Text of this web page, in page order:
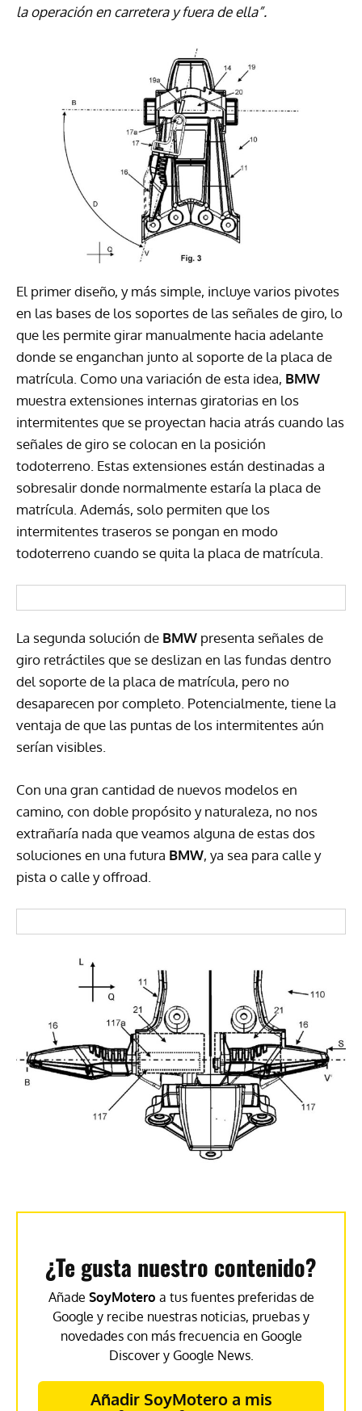
la operación en carretera y fuera de ella”.
El primer diseño, y más simple, incluye varios pivotes
en las bases de los soportes de las señales de giro, lo
que les permite girar manualmente hacia adelante
donde se enganchan junto al soporte de la placa de
matrícula. Como una variación de esta idea, BMW
muestra extensiones internas giratorias en los
intermitentes que se proyectan hacia atrás cuando las
señales de giro se colocan en la posición
todoterreno. Estas extensiones están destinadas a
sobresalir donde normalmente estaría la placa de
matrícula. Además, solo permiten que los
intermitentes traseros se pongan en modo
todoterreno cuando se quita la placa de matrícula.
La segunda solución de BMW presenta señales de
giro retráctiles que se deslizan en las fundas dentro
del soporte de la placa de matrícula, pero no
desaparecen por completo. Potencialmente, tiene la
ventaja de que las puntas de los intermitentes aún
serían visibles.
Con una gran cantidad de nuevos modelos en
camino, con doble propósito y naturaleza, no nos
extrañaría nada que veamos alguna de estas dos
soluciones en una futura BMW, ya sea para calle y
pista o calle y offroad.
¿Te gusta nuestro contenido?
Añade SoyMotero a tus fuentes preferidas de
Google y recibe nuestras noticias, pruebas y
novedades con más frecuencia en Google
Discover y Google News.
Añadir SoyMotero a mis